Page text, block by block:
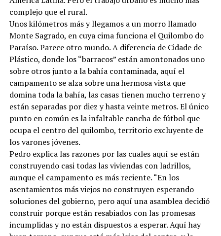
complejo que el rural.
Unos kilómetros más y llegamos a un morro llamado
Monte Sagrado, en cuya cima funciona el Quilombo do
Paraíso. Parece otro mundo. A diferencia de Cidade de
Plástico, donde los “barracos” están amontonados uno
sobre otros junto a la bahía contaminada, aquí el
campamento se alza sobre una hermosa vista que
domina toda la bahía, las casas tienen mucho terreno y
están separadas por diez y hasta veinte metros. El único
punto en común es la infaltable cancha de fútbol que
ocupa el centro del quilombo, territorio excluyente de
los varones jóvenes.
Pedro explica las razones por las cuales aquí se están
construyendo casi todas las viviendas con ladrillos,
aunque el campamento es más reciente. “En los
asentamientos más viejos no construyen esperando
soluciones del gobierno, pero aquí una asamblea decidió
construir porque están resabiados con las promesas
incumplidas y no están dispuestos a esperar. Aquí hay